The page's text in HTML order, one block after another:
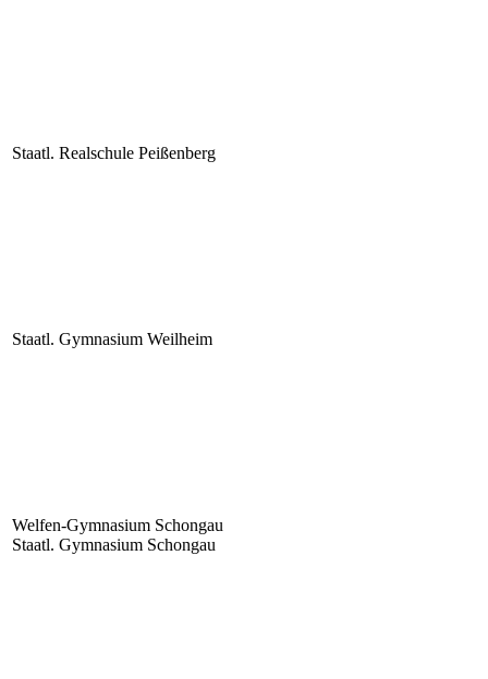
Staatl. Realschule Peißenberg
Staatl. Gymnasium Weilheim
Welfen-Gymnasium Schongau
Staatl. Gymnasium Schongau